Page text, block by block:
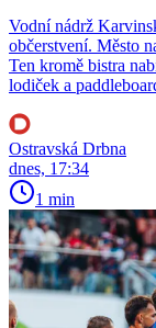
Vodní nádrž
občerstvení. Město
Ten kromě bistra
lodiček a
Ostravská Drbna
dnes, 17:34
1 min